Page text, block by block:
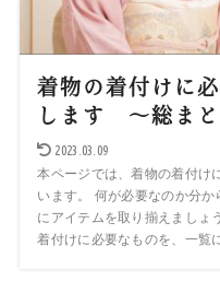
着物の着付けに
します ～総まと
2023.03.09
本ページでは、着物の着付け
います。 何が必要なのか分
にアイテムを取り揃えましょ
着付けに必要なものを、一覧